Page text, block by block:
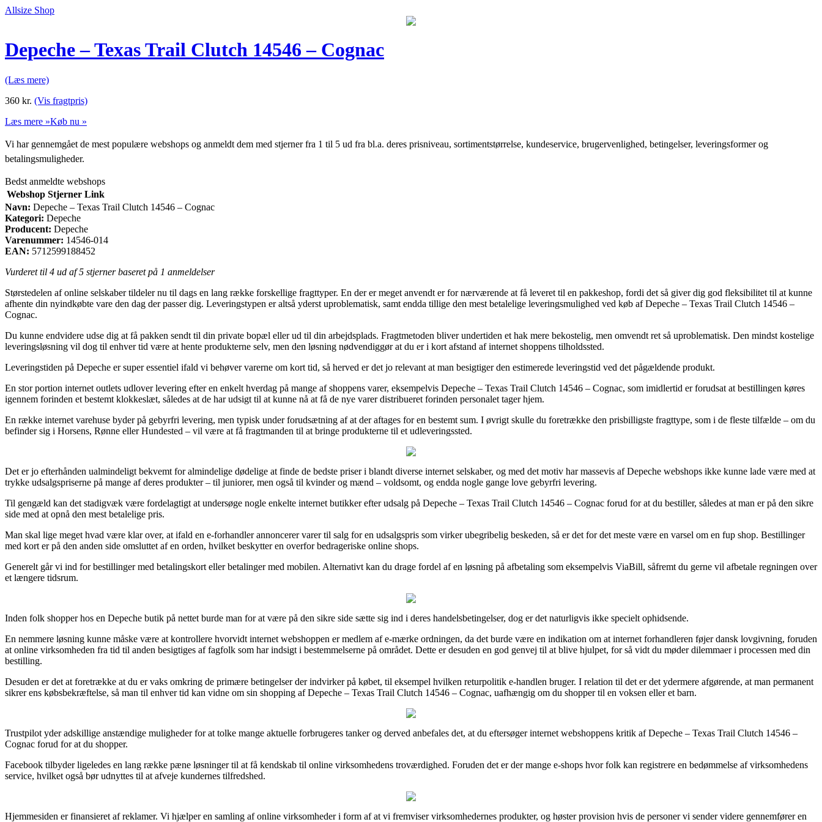
Allsize Shop
Depeche – Texas Trail Clutch 14546 – Cognac
(Læs mere)
360 kr. (Vis fragtpris)
Læs mere »Køb nu »
Vi har gennemgået de mest populære webshops og anmeldt dem med stjerner fra 1 til 5 ud fra bl.a. deres prisniveau, sortimentstørrelse, kundeservice, brugervenlighed, betingelser, leveringsformer og
betalingsmuligheder.
Bedst anmeldte webshops
Webshop Stjerner Link
Navn: Depeche – Texas Trail Clutch 14546 – Cognac
Kategori: Depeche
Producent: Depeche
Varenummer: 14546-014
EAN: 5712599188452
Vurderet til 4 ud af 5 stjerner baseret på 1 anmeldelser
Størstedelen af online selskaber tildeler nu til dags en lang række forskellige fragttyper. En der er meget anvendt er for nærværende at få leveret til en pakkeshop, fordi det så giver dig god fleksibilitet til at kunne
afhente din nyindkøbte vare den dag der passer dig. Leveringstypen er altså yderst uproblematisk, samt endda tillige den mest betalelige leveringsmulighed ved køb af Depeche – Texas Trail Clutch 14546 –
Cognac.
Du kunne endvidere udse dig at få pakken sendt til din private bopæl eller ud til din arbejdsplads. Fragtmetoden bliver undertiden et hak mere bekostelig, men omvendt ret så uproblematisk. Den mindst kostelige
leveringsløsning vil dog til enhver tid være at hente produkterne selv, men den løsning nødvendiggør at du er i kort afstand af internet shoppens tilholdssted.
Leveringstiden på Depeche er super essentiel ifald vi behøver varerne om kort tid, så herved er det jo relevant at man besigtiger den estimerede leveringstid ved det pågældende produkt.
En stor portion internet outlets udlover levering efter en enkelt hverdag på mange af shoppens varer, eksempelvis Depeche – Texas Trail Clutch 14546 – Cognac, som imidlertid er forudsat at bestillingen køres
igennem forinden et bestemt klokkeslæt, således at de har udsigt til at kunne nå at få de nye varer distribueret forinden personalet tager hjem.
En række internet varehuse byder på gebyrfri levering, men typisk under forudsætning af at der aftages for en bestemt sum. I øvrigt skulle du foretrække den prisbilligste fragttype, som i de fleste tilfælde – om du
befinder sig i Horsens, Rønne eller Hundested – vil være at få fragtmanden til at bringe produkterne til et udleveringssted.
Det er jo efterhånden ualmindeligt bekvemt for almindelige dødelige at finde de bedste priser i blandt diverse internet selskaber, og med det motiv har massevis af Depeche webshops ikke kunne lade være med at
trykke udsalgspriserne på mange af deres produkter – til juniorer, men også til kvinder og mænd – voldsomt, og endda nogle gange love gebyrfri levering.
Til gengæld kan det stadigvæk være fordelagtigt at undersøge nogle enkelte internet butikker efter udsalg på Depeche – Texas Trail Clutch 14546 – Cognac forud for at du bestiller, således at man er på den sikre
side med at opnå den mest betalelige pris.
Man skal lige meget hvad være klar over, at ifald en e-forhandler annoncerer varer til salg for en udsalgspris som virker ubegribelig beskeden, så er det for det meste være en varsel om en fup shop. Bestillinger
med kort er på den anden side omsluttet af en orden, hvilket beskytter en overfor bedrageriske online shops.
Generelt går vi ind for bestillinger med betalingskort eller betalinger med mobilen. Alternativt kan du drage fordel af en løsning på afbetaling som eksempelvis ViaBill, såfremt du gerne vil afbetale regningen over
et længere tidsrum.
Inden folk shopper hos en Depeche butik på nettet burde man for at være på den sikre side sætte sig ind i deres handelsbetingelser, dog er det naturligvis ikke specielt ophidsende.
En nemmere løsning kunne måske være at kontrollere hvorvidt internet webshoppen er medlem af e-mærke ordningen, da det burde være en indikation om at internet forhandleren føjer dansk lovgivning, foruden
at online virksomheden fra tid til anden besigtiges af fagfolk som har indsigt i bestemmelserne på området. Dette er desuden en god genvej til at blive hjulpet, for så vidt du møder dilemmaer i processen med din
bestilling.
Desuden er det at foretrække at du er vaks omkring de primære betingelser der indvirker på købet, til eksempel hvilken returpolitik e-handlen bruger. I relation til det er det ydermere afgørende, at man permanent
sikrer ens købsbekræftelse, så man til enhver tid kan vidne om sin shopping af Depeche – Texas Trail Clutch 14546 – Cognac, uafhængig om du shopper til en voksen eller et barn.
Trustpilot yder adskillige anstændige muligheder for at tolke mange aktuelle forbrugeres tanker og derved anbefales det, at du eftersøger internet webshoppens kritik af Depeche – Texas Trail Clutch 14546 –
Cognac forud for at du shopper.
Facebook tilbyder ligeledes en lang række pæne løsninger til at få kendskab til online virksomhedens troværdighed. Foruden det er der mange e-shops hvor folk kan registrere en bedømmelse af virksomhedens
service, hvilket også bør udnyttes til at afveje kundernes tilfredshed.
Hjemmesiden er finansieret af reklamer. Vi hjælper en samling af online virksomheder i form af at vi fremviser virksomhedernes produkter, og høster provision hvis de personer vi sender videre gennemfører en